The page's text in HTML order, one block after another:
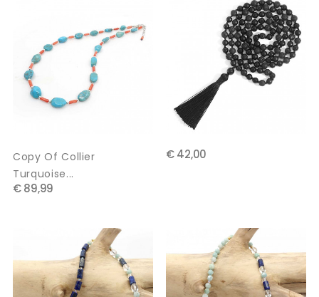
Copy Of Collier
Turquoise...
€ 89,99
€ 42,00